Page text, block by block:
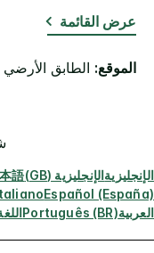
عرض القائمة
الموقع: الطابق الأرضي
الإنجليزيةالإنجليزية (GB) 語
Español (España)
العربيةPortuguês (BR)